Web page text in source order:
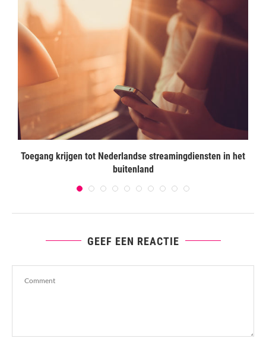
Toegang krijgen tot Nederlandse streamingdiensten in het
buitenland
GEEF EEN REACTIE